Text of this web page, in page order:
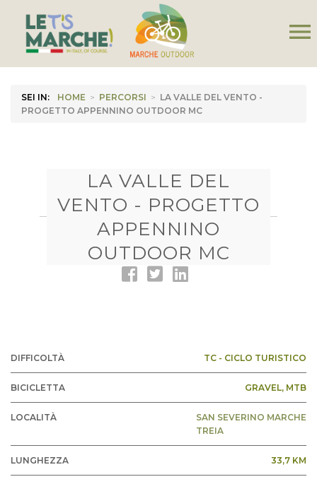
menu
SEI IN: HOME > PERCORSI > LA VALLE DEL VENTO -
PROGETTO APPENNINO OUTDOOR MC
LA VALLE DEL
VENTO - PROGETTO
APPENNINO
OUTDOOR MC
DIFFICOLTÀ TC - CICLO TURISTICO
BICICLETTA , MTB
GRAVEL
LOCALITÀ
SAN SEVERINO MARCHE
TREIA
LUNGHEZZA 33,7 KM